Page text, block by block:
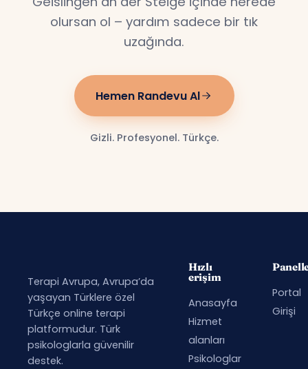
olursan ol – yardım sadece bir tık
uzağında.
Hemen Randevu Al
Gizli. Profesyonel. Türkçe.
Terapi Avrupa, Avrupa’da
yaşayan Türklere özel
Türkçe online terapi
platformudur. Türk
psikologlarla güvenilir
destek.
Hızlı
erişim
Anasayfa
Hizmet
alanları
Psikologlar
Portal
Girişi